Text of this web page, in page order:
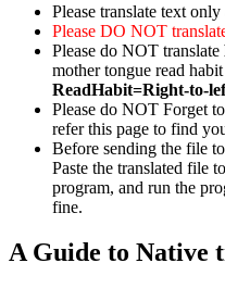
Please translate text
Please DO NOT
Please do NOT translate
mother tongue read
ReadHabit=Right-to-
Please do NOT Forget
refer this page to find
Before sending the file
Paste the translated file
program, and run the
fine.
A Guide to Native